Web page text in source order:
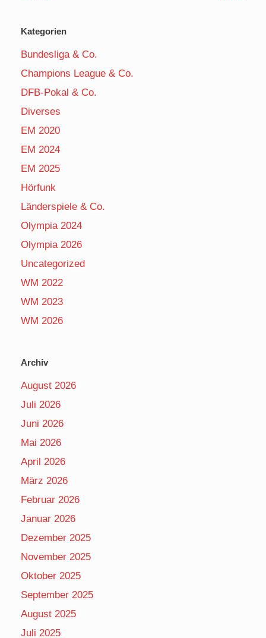
Kategorien
Bundesliga & Co.
Champions League & Co.
DFB-Pokal & Co.
Diverses
EM 2020
EM 2024
EM 2025
Hörfunk
Länderspiele & Co.
Olympia 2024
Olympia 2026
Uncategorized
WM 2022
WM 2023
WM 2026
Archiv
August 2026
Juli 2026
Juni 2026
Mai 2026
April 2026
März 2026
Februar 2026
Januar 2026
Dezember 2025
November 2025
Oktober 2025
September 2025
August 2025
Juli 2025